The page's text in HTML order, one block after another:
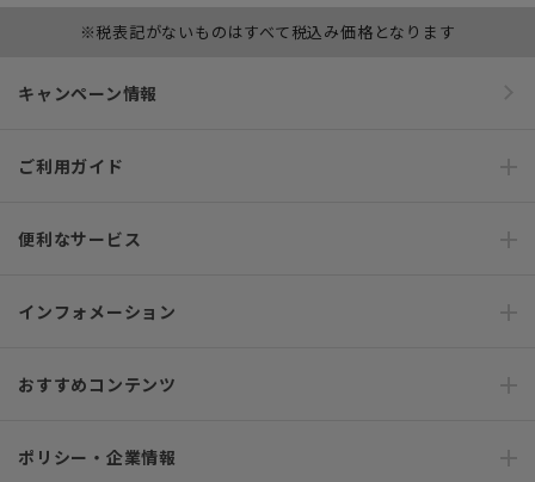
※税表記がないものはすべて税込み価格となります
キャンペーン情報
ご利用ガイド
便利なサービス
インフォメーション
おすすめコンテンツ
ポリシー・企業情報